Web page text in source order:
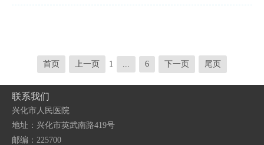
首页 上一页 1 ... 6 下一页 尾页
联系我们
兴化市人民医院
地址：兴化市英武南路419号
邮编：225700